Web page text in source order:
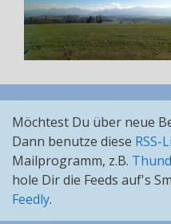
Möchtest Du über neue
Dann benutze diese RSS-
Mailprogramm, z.B.
hole Dir die Feeds auf's
Feedly.